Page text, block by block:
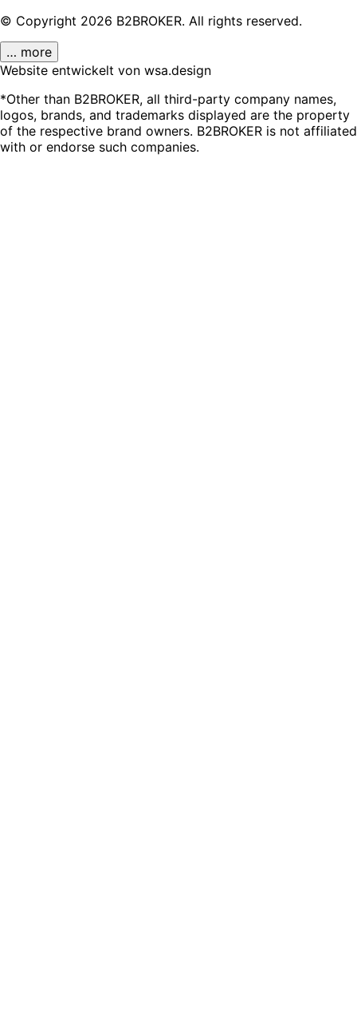
© Copyright 2026 B2BROKER. All rights reserved.
… more
Website entwickelt von wsa.design
*Other than B2BROKER, all third-party company names,
logos, brands, and trademarks displayed are the property
of the respective brand owners. B2BROKER is not affiliated
with or endorse such companies.